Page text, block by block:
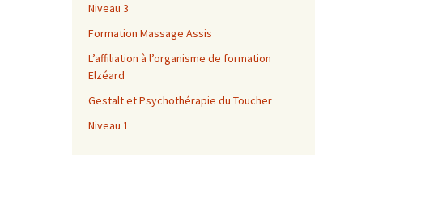
Niveau 3
Formation Massage Assis
L’affiliation à l’organisme de formation
Elzéard
Gestalt et Psychothérapie du Toucher
Niveau 1